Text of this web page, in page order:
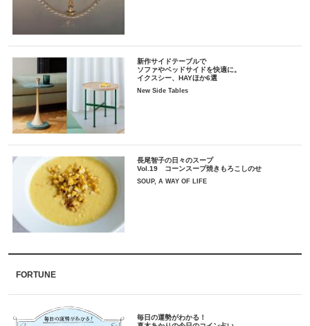
新作サイドテーブルで
ソファやベッドサイドを快適に。
イクスシー、HAYほか6選
New Side Tables
長尾智子の日々のスープ
Vol.19 コーンスープ焼きもろこしのせ
SOUP, A WAY OF LIFE
FORTUNE
毎日の運勢がわかる！